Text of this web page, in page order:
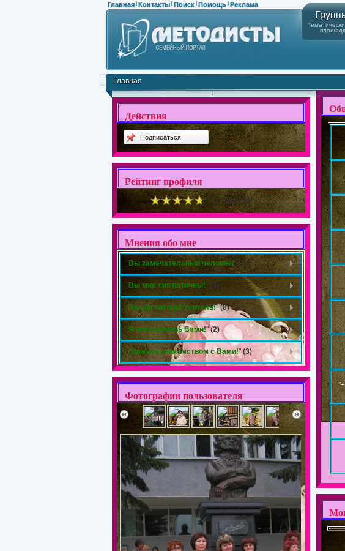
Главная | Контакты | Поиск | Помощь | Реклама
Главная
1
Действия
Подписаться
Рейтинг профиля
117 оценок
Мнения обо мне
"Вы замечательный человек!"(3)
"Вы мне симпатичны!" (4)
"Вы настоящий Учитель!"(8)
"Я восхищаюсь Вами!"(2)
"Горжусь знакомством с Вами!" (3)
Фотографии пользователя